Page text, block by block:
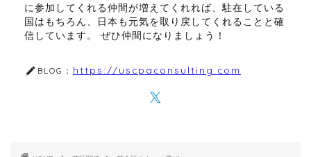
に参加してくれる仲間が増えてくれれば、駐在している
国はもちろん、日本も元気を取り戻してくれることと確
信しています。 ぜひ仲間になりましょう！
BLOG： https://uscpaconsulting.com